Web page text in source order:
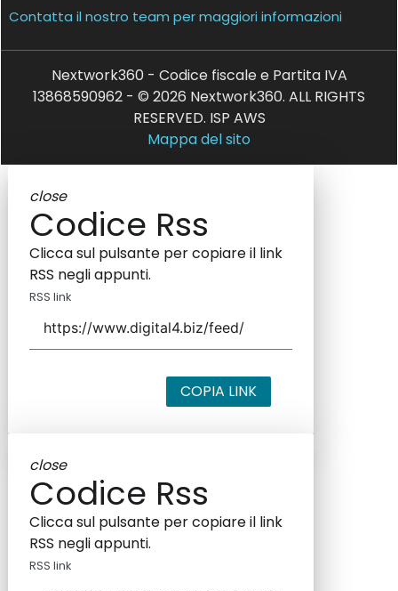
Contatta il nostro team per maggiori informazioni
Nextwork360 - Codice fiscale e Partita IVA
13868590962 - © 2026 Nextwork360. ALL RIGHTS
RESERVED. ISP AWS
Mappa del sito
close
Codice Rss
Clicca sul pulsante per copiare il link
RSS negli appunti.
RSS link
COPIA LINK
close
Codice Rss
Clicca sul pulsante per copiare il link
RSS negli appunti.
RSS link